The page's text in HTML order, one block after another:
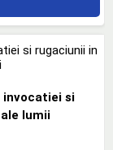
invocatiei si
lumii